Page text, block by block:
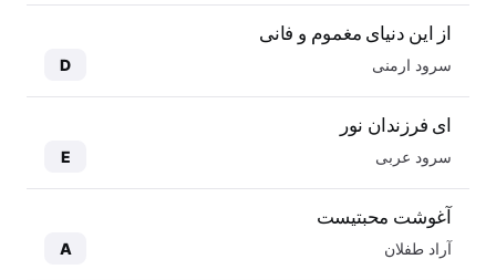
از این دنیای مغموم و فانی
سرود ارمنی D
ای فرزندان نور
سرود عربی E
آغوشت محبتیست
آراد طفلان A